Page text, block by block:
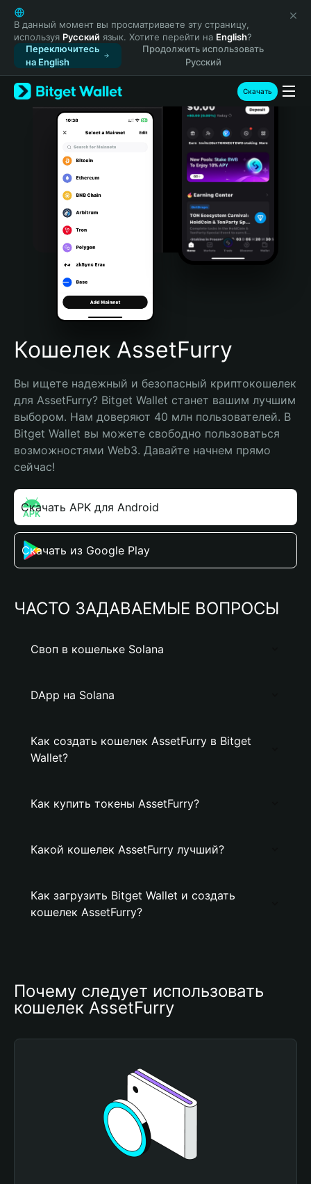
English
日本語
Tiếng Việt
Русский
Español (Latinoamérica)
Türkçe
Italiano
Português (Portugal)
Bahasa Indonesia
Português (Brasil)
Español (Argentina)
В данный момент вы просматриваете эту страницу,
используя Русский язык. Хотите перейти на English?
Переключитесь
на English
Продолжить использовать
Русский
Скачать
Кошелек AssetFurry
Вы ищете надежный и безопасный криптокошелек
для AssetFurry? Bitget Wallet станет вашим лучшим
выбором. Нам доверяют 40 млн пользователей. В
Bitget Wallet вы можете свободно пользоваться
возможностями Web3. Давайте начнем прямо
сейчас!
Скачать APK для Android
Скачать из Google Play
ЧАСТО ЗАДАВАЕМЫЕ ВОПРОСЫ
Своп в кошельке Solana
DApp на Solana
Как создать кошелек AssetFurry в Bitget
Wallet?
Как купить токены AssetFurry?
Какой кошелек AssetFurry лучший?
Как загрузить Bitget Wallet и создать
кошелек AssetFurry?
Почему следует использовать
кошелек AssetFurry